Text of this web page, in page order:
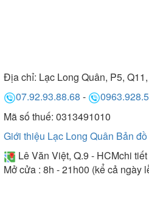
Địa chỉ: Lạc Long Quân, P5,
07.92.93.88.68 -
Mã số thuế: 0313491010
Giới thiệu Lạc Long Quân Bản đồ
Lê Văn Việt, Q.9 - HCMchi tiết
Mở cửa : 8h - 21h00 (kể cả ngày